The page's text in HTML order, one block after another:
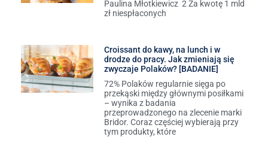
Paulina Młotkiewicz 2 Za kwotę 1 mld
zł niespłaconych
Croissant do kawy, na lunch i w
drodze do pracy. Jak zmieniają się
zwyczaje Polaków? [BADANIE]
72% Polaków regularnie sięga po
przekąski między głównymi posiłkami
– wynika z badania
przeprowadzonego na zlecenie marki
Bridor. Coraz częściej wybierają przy
tym produkty, które